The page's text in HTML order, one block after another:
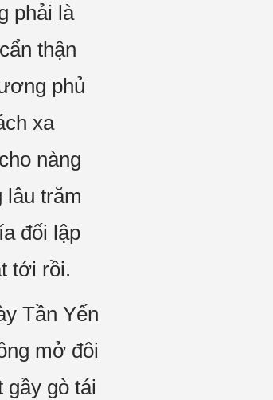
phải là
thận
phủ
xa
nàng
lâu trăm
đối lập
tới rồi.
Tần Yến
mở đôi
gầy gò tái